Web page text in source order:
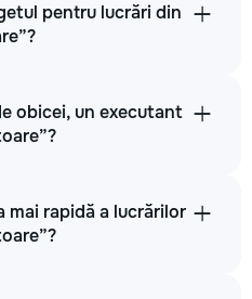
pentru lucrări din
obicei, un executant
mai rapidă a lucrărilor